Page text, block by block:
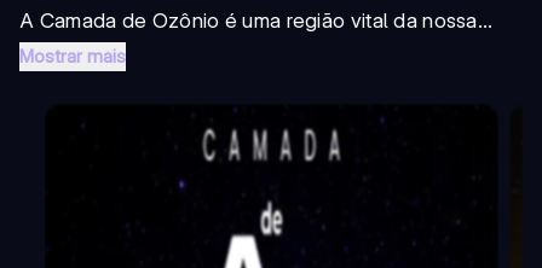
A Camada de Ozônio é uma região vital da nossa...
Mostrar mais